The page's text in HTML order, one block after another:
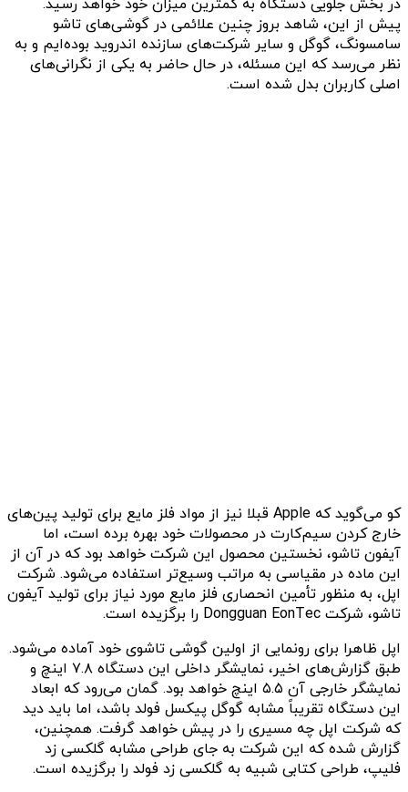
در بخش جلویی دستگاه به کمترین میزان خود خواهد رسید.
پیش از این، شاهد بروز چنین علائمی در گوشی‌های تاشو
سامسونگ، گوگل و سایر شرکت‌های سازنده اندروید بوده‌ایم و به
نظر می‌رسد که این مسئله، در حال حاضر به یکی از نگرانی‌های
اصلی کاربران بدل شده است.
کو می‌‌گوید که Apple قبلا نیز از مواد فلز مایع برای تولید پین‌های
خارج کردن سیم‌کارت در محصولات خود بهره برده است، اما
آیفون تاشو، نخستین محصول این شرکت خواهد بود که در آن از
این ماده در مقیاسی به مراتب وسیع‌تر استفاده می‌شود. شرکت
اپل، به منظور تأمین انحصاری فلز مایع مورد نیاز برای تولید آیفون
تاشو، شرکت Dongguan EonTec را برگزیده است.
اپل ظاهرا برای رونمایی از اولین گوشی تاشوی خود آماده می‌شود.
طبق گزارش‌های اخیر، نمایشگر داخلی این دستگاه ۷.۸ اینچ و
نمایشگر خارجی آن ۵.۵ اینچ خواهد بود. گمان می‌رود که ابعاد
این دستگاه تقریباً مشابه گوگل پیکسل فولد باشد، اما باید دید
که شرکت اپل چه مسیری را در پیش خواهد گرفت. همچنین،
گزارش شده که این شرکت به جای طراحی مشابه گلکسی زد
فلیپ، طراحی کتابی شبیه به گلکسی زد فولد را برگزیده است.